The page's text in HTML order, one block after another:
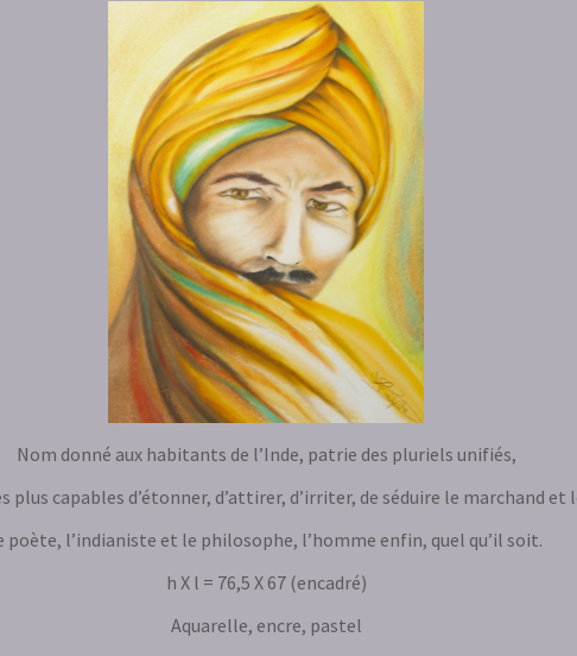
Nom donné aux habitants de l’Inde, patrie des pluriels unifiés,
plus capables d’étonner, d’attirer, d’irriter, de séduire le marchand et
poète, l’indianiste et le philosophe, l’homme enfin, quel qu’il soit.
h X l = 76,5 X 67 (encadré)
Aquarelle, encre, pastel